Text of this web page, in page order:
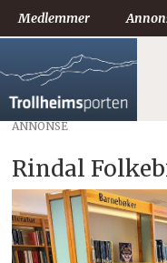
Medlemmer
ANNONSE
Rindal